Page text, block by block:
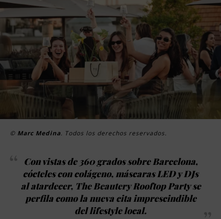
© Marc Medina. Todos los derechos reservados.
Con vistas de 360 grados sobre Barcelona,
cócteles con colágeno, máscaras LED y DJs
al atardecer, The Beautery Rooftop Party se
perfila como la nueva cita imprescindible
del lifestyle local.